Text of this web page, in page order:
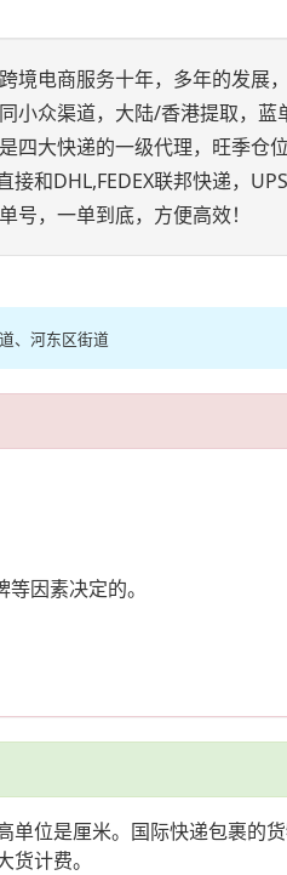
境电商服务十年，多年的发展
小众渠道，大陆/香港提取，
四大快递的一级代理，旺季仓
接和DHL,FEDEX联邦快递，
号，一单到底，方便高效！
、河东区街道
因素决定的。
位是厘米。国际快递包裹的
计费。